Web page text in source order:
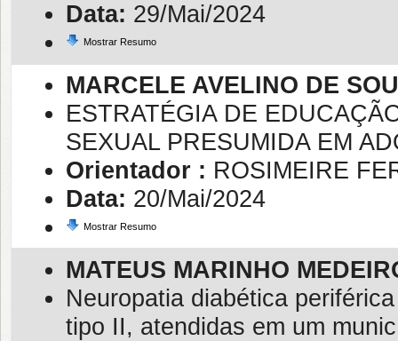
Data: 29/Mai/2024
Mostrar Resumo
MARCELE AVELINO DE
ESTRATÉGIA DE
SEXUAL PRESUMIDA EM
Orientador : ROSIMEIRE
Data: 20/Mai/2024
Mostrar Resumo
MATEUS MARINHO
Neuropatia diabética
tipo II, atendidas em um